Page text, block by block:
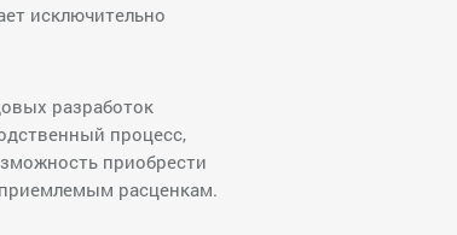
исключительно
разработок
процесс,
приобрести
расценкам.